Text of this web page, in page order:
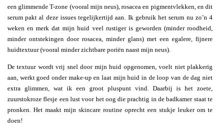
een glimmende T-zone (vooral mijn neus), rosacea en pigmentvlekken, en dit
serum pakt al deze issues tegelijkertijd aan. Ik gebruik het serum nu zo’n 4
weken en merk dat mijn huid veel rustiger is geworden (minder roodheid,
minder ontstekingen door rosacea, minder glans) met een egalere, fijnere
huidtextuur (vooral minder zichtbare poriën naast mijn neus).
De textuur wordt vrij snel door mijn huid opgenomen, voelt niet plakkerig
aan, werkt goed onder make-up en laat mijn huid in de loop van de dag niet
extra glimmen, wat ik een groot pluspunt vind. Daarbij is het zoete,
zuurstokroze flesje een lust voor het oog die prachtig in de badkamer staat te
pronken. Het maakt mijn skincare routine oprecht een stukje leuker om te
doen!